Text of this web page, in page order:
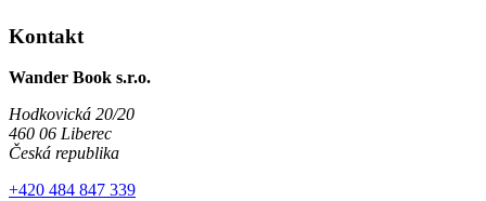
Kontakt
Wander Book s.r.o.
Hodkovická 20/20
460 06 Liberec
Česká republika
+420 484 847 339